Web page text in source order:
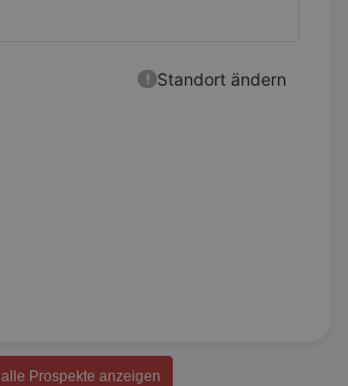
alle Prospekte anzeigen